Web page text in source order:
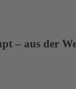
– aus der